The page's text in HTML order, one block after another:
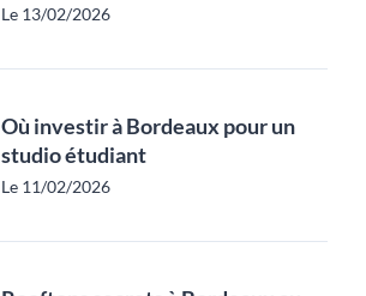
Le 13/02/2026
Où investir à Bordeaux pour un
studio étudiant
Le 11/02/2026